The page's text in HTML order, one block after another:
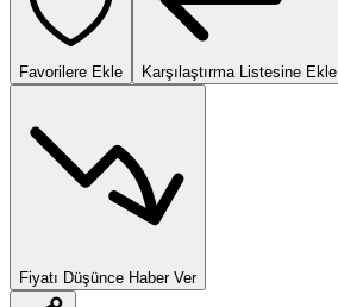
Favorilere Ekle Karşılaştırma Listesine Ekle
Fiyatı Düşünce Haber Ver